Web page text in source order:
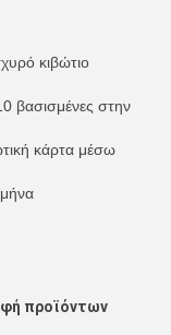
κιβώτιο
βασισμένες στην
κάρτα μέσω
προϊόντων